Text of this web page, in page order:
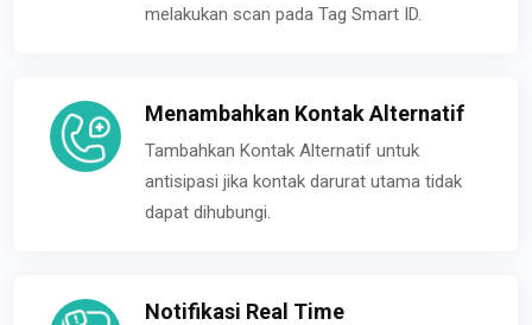
melakukan scan pada Tag Smart ID.
Menambahkan Kontak Alternatif
Tambahkan Kontak Alternatif untuk
antisipasi jika kontak darurat utama tidak
dapat dihubungi.
Notifikasi Real Time